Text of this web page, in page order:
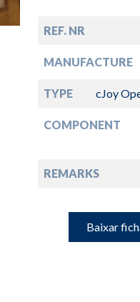
REF. NR
MANUFACTURE
TYPE cJoy
COMPONENT
REMARKS
Baixar